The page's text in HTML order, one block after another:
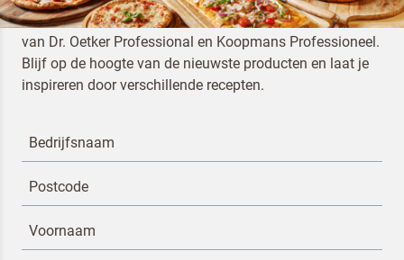
Schrijf je als horecaprofessional in voor de nieuwsbrief
van Dr. Oetker Professional en Koopmans Professioneel.
Blijf op de hoogte van de nieuwste producten en laat je
inspireren door verschillende recepten.